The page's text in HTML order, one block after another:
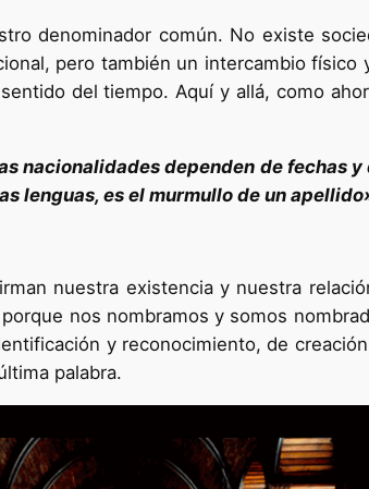
denominador común. No existe
pero también un intercambio
del tiempo. Aquí y allá, como
nacionalidades dependen de fechas
lenguas, es el murmullo de un
nuestra existencia y nuestra
nos nombramos y somos
y reconocimiento, de
palabra.